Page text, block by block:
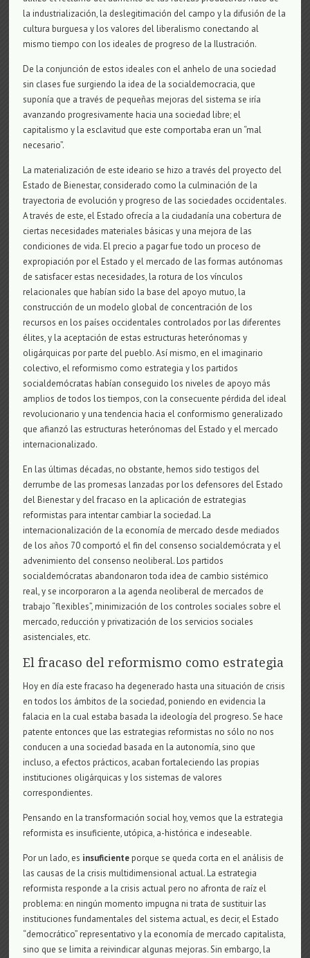
la industrialización, la deslegitimación del campo y la difusión de la
cultura burguesa y los valores del liberalismo conectando al
mismo tiempo con los ideales de progreso de la Ilustración.
De la conjunción de estos ideales con el anhelo de una sociedad
sin clases fue surgiendo la idea de la socialdemocracia, que
suponía que a través de pequeñas mejoras del sistema se iría
avanzando progresivamente hacia una sociedad libre; el
capitalismo y la esclavitud que este comportaba eran un “mal
necesario”.
La materialización de este ideario se hizo a través del proyecto del
Estado de Bienestar, considerado como la culminación de la
trayectoria de evolución y progreso de las sociedades occidentales.
A través de este, el Estado ofrecía a la ciudadanía una cobertura de
ciertas necesidades materiales básicas y una mejora de las
condiciones de vida. El precio a pagar fue todo un proceso de
expropiación por el Estado y el mercado de las formas autónomas
de satisfacer estas necesidades, la rotura de los vínculos
relacionales que habían sido la base del apoyo mutuo, la
construcción de un modelo global de concentración de los
recursos en los países occidentales controlados por las diferentes
élites, y la aceptación de estas estructuras heterónomas y
oligárquicas por parte del pueblo. Así mismo, en el imaginario
colectivo, el reformismo como estrategia y los partidos
socialdemócratas habían conseguido los niveles de apoyo más
amplios de todos los tiempos, con la consecuente pérdida del ideal
revolucionario y una tendencia hacia el conformismo generalizado
que afianzó las estructuras heterónomas del Estado y el mercado
internacionalizado.
En las últimas décadas, no obstante, hemos sido testigos del
derrumbe de las promesas lanzadas por los defensores del Estado
del Bienestar y del fracaso en la aplicación de estrategias
reformistas para intentar cambiar la sociedad. La
internacionalización de la economía de mercado desde mediados
de los años 70 comportó el fin del consenso socialdemócrata y el
advenimiento del consenso neoliberal. Los partidos
socialdemócratas abandonaron toda idea de cambio sistémico
real, y se incorporaron a la agenda neoliberal de mercados de
trabajo “flexibles”, minimización de los controles sociales sobre el
mercado, reducción y privatización de los servicios sociales
asistenciales, etc.
El fracaso del reformismo como estrategia
Hoy en día este fracaso ha degenerado hasta una situación de crisis
en todos los ámbitos de la sociedad, poniendo en evidencia la
falacia en la cual estaba basada la ideología del progreso. Se hace
patente entonces que las estrategias reformistas no sólo no nos
conducen a una sociedad basada en la autonomía, sino que
incluso, a efectos prácticos, acaban fortaleciendo las propias
instituciones oligárquicas y los sistemas de valores
correspondientes.
Pensando en la transformación social hoy, vemos que la estrategia
reformista es insuficiente, utópica, a-histórica e indeseable.
Por un lado, es insuficienteporque se queda corta en el análisis de
las causas de la crisis multidimensional actual. La estrategia
reformista responde a la crisis actual pero no afronta de raíz el
problema: en ningún momento impugna ni trata de sustituir las
instituciones fundamentales del sistema actual, es decir, el Estado
“democrático” representativo y la economía de mercado capitalista,
sino que se limita a reivindicar algunas mejoras. Sin embargo, la